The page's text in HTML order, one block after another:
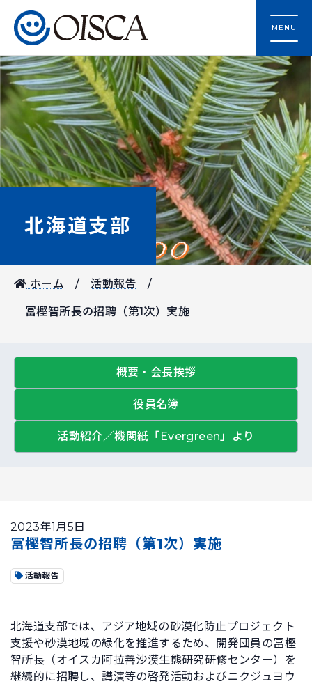
MENU
北海道支部
ホーム 活動報告
冨樫智所長の招聘（第1次）実施
概要・会長挨拶
役員名簿
活動紹介／機関紙「Evergreen」より
2023年1月5日
冨樫智所長の招聘（第1次）実施
活動報告
北海道支部では、アジア地域の砂漠化防止プロジェクト
支援や砂漠地域の緑化を推進するため、開発団員の冨樫
智所長（オイスカ阿拉善沙漠生態研究研修センター）を
継続的に招聘し、講演等の啓発活動およびニクジュヨウ